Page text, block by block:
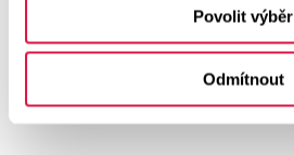
Povolit výběr
Odmítnout